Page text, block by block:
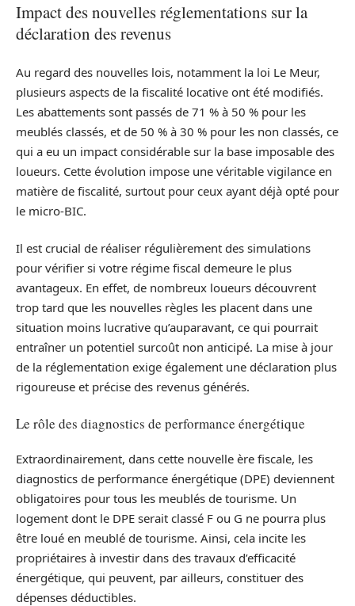
Impact des nouvelles réglementations sur la
déclaration des revenus
Au regard des nouvelles lois, notamment la loi Le Meur,
plusieurs aspects de la fiscalité locative ont été modifiés.
Les abattements sont passés de 71 % à 50 % pour les
meublés classés, et de 50 % à 30 % pour les non classés, ce
qui a eu un impact considérable sur la base imposable des
loueurs. Cette évolution impose une véritable vigilance en
matière de fiscalité, surtout pour ceux ayant déjà opté pour
le micro-BIC.
Il est crucial de réaliser régulièrement des simulations
pour vérifier si votre régime fiscal demeure le plus
avantageux. En effet, de nombreux loueurs découvrent
trop tard que les nouvelles règles les placent dans une
situation moins lucrative qu’auparavant, ce qui pourrait
entraîner un potentiel surcoût non anticipé. La mise à jour
de la réglementation exige également une déclaration plus
rigoureuse et précise des revenus générés.
Le rôle des diagnostics de performance énergétique
Extraordinairement, dans cette nouvelle ère fiscale, les
diagnostics de performance énergétique (DPE) deviennent
obligatoires pour tous les meublés de tourisme. Un
logement dont le DPE serait classé F ou G ne pourra plus
être loué en meublé de tourisme. Ainsi, cela incite les
propriétaires à investir dans des travaux d’efficacité
énergétique, qui peuvent, par ailleurs, constituer des
dépenses déductibles.